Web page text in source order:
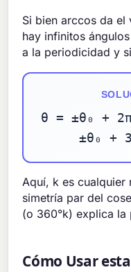
Si bien arccos da
hay infinitos
a la periodicidad y
θ = ±θ₀ +
±θ₀ +
Aquí, k es cualquier
simetría par del
(o 360°k) explica
Cómo Usar